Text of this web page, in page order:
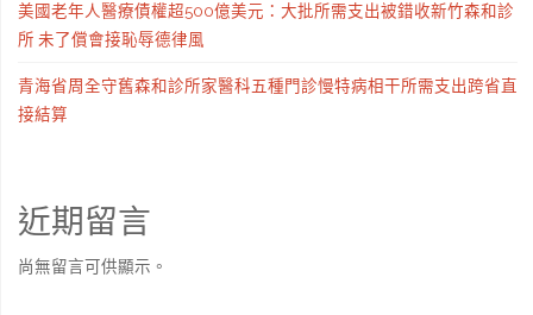
美國老年人醫療債權超500億美元：大批所需支出被錯收新竹森和診
所 未了償會接恥辱德律風
青海省周全守舊森和診所家醫科五種門診慢特病相干所需支出跨省直
接結算
近期留言
尚無留言可供顯示。